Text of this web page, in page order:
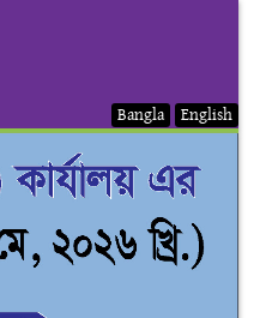
Bangla English